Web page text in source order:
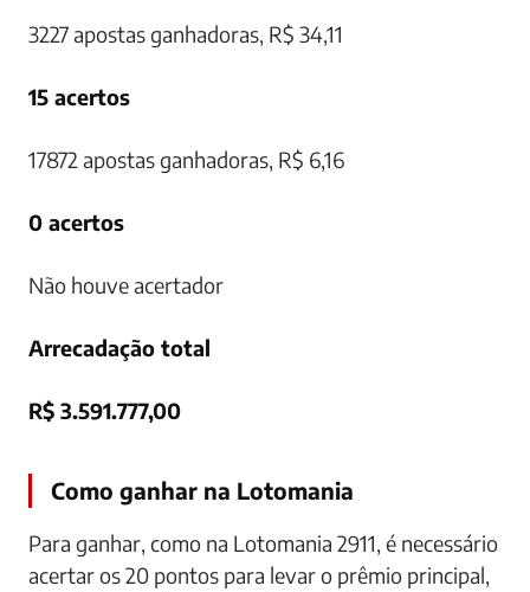
3227 apostas ganhadoras, R$ 34,11
15 acertos
17872 apostas ganhadoras, R$ 6,16
0 acertos
Não houve acertador
Arrecadação total
R$ 3.591.777,00
Como ganhar na Lotomania
Para ganhar, como na Lotomania 2911, é necessário
acertar os 20 pontos para levar o prêmio principal,